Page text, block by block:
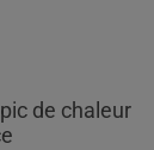
de chaleur